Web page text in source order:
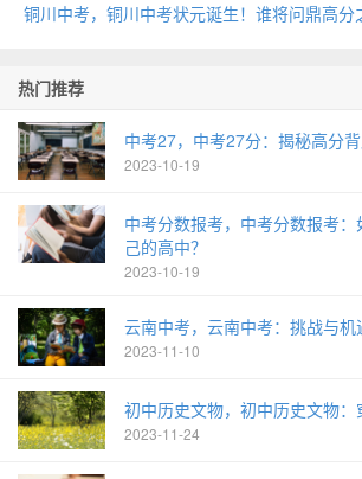
铜川中考，铜川中考状元诞生！谁将问鼎高分
热门推荐
中考27，中考27分：揭秘高分
2023-10-19
中考分数报考，中考分数报考
己的高中？
2023-10-19
云南中考，云南中考：挑战与机
2023-11-10
初中历史文物，初中历史文物：
2023-11-24